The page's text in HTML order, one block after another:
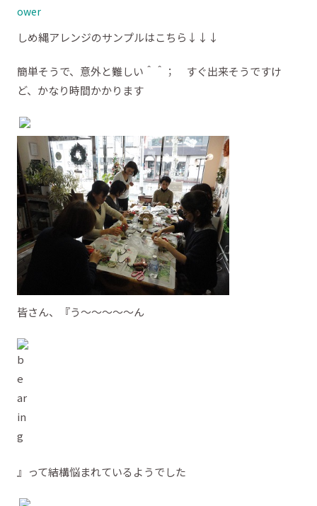
ower
しめ縄アレンジのサンプルはこちら↓↓↓
簡単そうで、意外と難しい＾＾； すぐ出来そうですけ
ど、かなり時間かかります
皆さん、『う～～～～～ん
』って結構悩まれているようでした